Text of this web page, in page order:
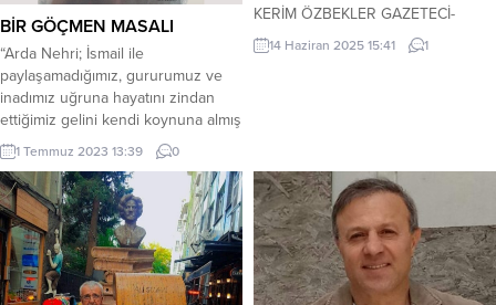
BİR GÖÇMEN MASALI
“Arda Nehri; İsmail ile
paylaşamadığımız, gururumuz ve
inadımız uğruna hayatını zindan
ettiğimiz gelini kendi koynuna almış
götürüyor. Ve bir haykırış
duyuyorum. Balkanları bıçak gibi
kesen. Bu feryat kimin? Bu köprüde
çırpınarak dövünen, kaderine
ağlayan adam da kim? Allah’ım bu
azap kimin?”
1 Temmuz 2023 13:39 0
KERİM ÖZBEKLER GAZETECİ-
YAZAR-ŞAİR ULUSLARARASI
15.SANAT GÜNLERİ TRABZON’DA
gerçekleştirilecektir, ilgilenenlere
önemle duyurulur.
AHMET İYİOLDU İSTANBUL’DA
ÖTÜKEN NEŞRİYATI NASIL
KURDUKLARINI VE YAYINCILIK
14 Haziran 2025 15:41 1